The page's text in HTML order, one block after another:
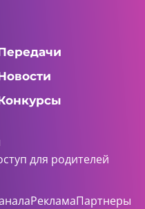
для родителей
РекламаПартнеры